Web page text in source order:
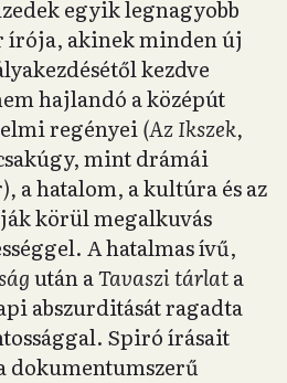
egyik legnagyobb
akinek minden új
kezdve
hajlandó a középút
regényei(Az Ikszek,
mint drámái
a hatalom, a kultúra és az
körül megalkuvás
A hatalmas ívű,
után aTavaszi tárlata
abszurditását ragadta
Spiró írásait
dokumentumszerű